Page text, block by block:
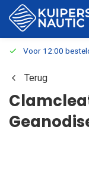
Voor 12:00
Terug